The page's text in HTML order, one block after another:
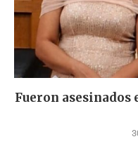
Fueron asesinados